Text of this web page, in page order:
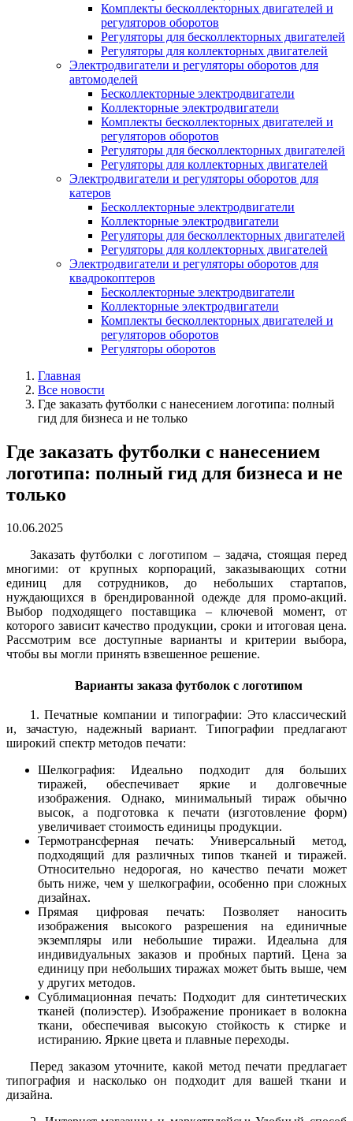
Комплекты бесколлекторных двигателей и
регуляторов оборотов
Регуляторы для бесколлекторных двигателей
Регуляторы для коллекторных двигателей
Электродвигатели и регуляторы оборотов для
автомоделей
Бесколлекторные электродвигатели
Коллекторные электродвигатели
Комплекты бесколлекторных двигателей и
регуляторов оборотов
Регуляторы для бесколлекторных двигателей
Регуляторы для коллекторных двигателей
Электродвигатели и регуляторы оборотов для
катеров
Бесколлекторные электродвигатели
Коллекторные электродвигатели
Регуляторы для бесколлекторных двигателей
Регуляторы для коллекторных двигателей
Электродвигатели и регуляторы оборотов для
квадрокоптеров
Бесколлекторные электродвигатели
Коллекторные электродвигатели
Комплекты бесколлекторных двигателей и
регуляторов оборотов
Регуляторы оборотов
Главная
Все новости
Где заказать футболки с нанесением логотипа: полный
гид для бизнеса и не только
Где заказать футболки с нанесением
логотипа: полный гид для бизнеса и не
только
10.06.2025
Заказать футболки с логотипом – задача, стоящая перед
многими: от крупных корпораций, заказывающих сотни
единиц для сотрудников, до небольших стартапов,
нуждающихся в брендированной одежде для промо-акций.
Выбор подходящего поставщика – ключевой момент, от
которого зависит качество продукции, сроки и итоговая цена.
Рассмотрим все доступные варианты и критерии выбора,
чтобы вы могли принять взвешенное решение.
Варианты заказа футболок с логотипом
1. Печатные компании и типографии: Это классический
и, зачастую, надежный вариант. Типографии предлагают
широкий спектр методов печати:
Шелкография: Идеально подходит для больших
тиражей, обеспечивает яркие и долговечные
изображения. Однако, минимальный тираж обычно
высок, а подготовка к печати (изготовление форм)
увеличивает стоимость единицы продукции.
Термотрансферная печать: Универсальный метод,
подходящий для различных типов тканей и тиражей.
Относительно недорогая, но качество печати может
быть ниже, чем у шелкографии, особенно при сложных
дизайнах.
Прямая цифровая печать: Позволяет наносить
изображения высокого разрешения на единичные
экземпляры или небольшие тиражи. Идеальна для
индивидуальных заказов и пробных партий. Цена за
единицу при небольших тиражах может быть выше, чем
у других методов.
Сублимационная печать: Подходит для синтетических
тканей (полиэстер). Изображение проникает в волокна
ткани, обеспечивая высокую стойкость к стирке и
истиранию. Яркие цвета и плавные переходы.
Перед заказом уточните, какой метод печати предлагает
типография и насколько он подходит для вашей ткани и
дизайна.